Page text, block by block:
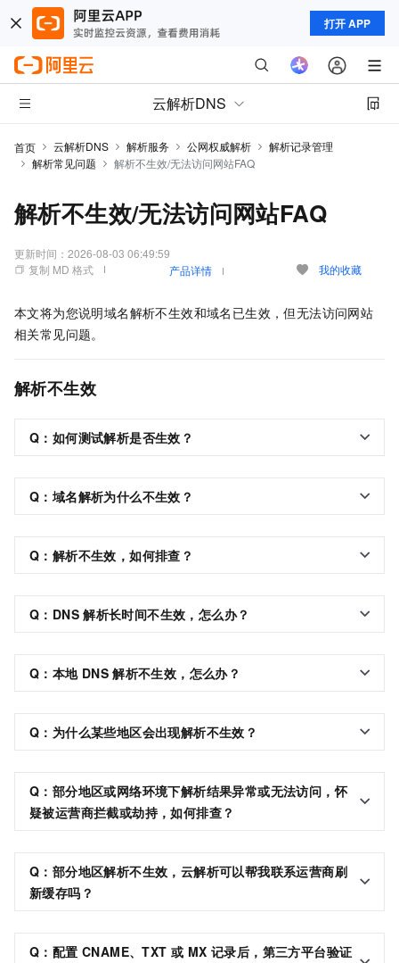
打开 APP
云解析DNS
首页 云解析DNS 解析服务 公网权威解析
解析记录管理
解析常见问题
解析不生效/无法访问网站FAQ
解析不生效/无法访问网站FAQ
更新时间： 2026-08-03 06:49:59
复制 MD 格式
产品详情 我的收藏
本文将为您说明域名解析不生效和域名已生效，但无法访问网站
相关常见问题。
解析不生效
Q：如何测试解析是否生效？
Q：域名解析为什么不生效？
Q：解析不生效，如何排查？
Q：DNS 解析长时间不生效，怎么办？
Q：本地 DNS 解析不生效，怎么办？
Q：为什么某些地区会出现解析不生效？
Q：部分地区或网络环境下解析结果异常或无法访问，怀
疑被运营商拦截或劫持，如何排查？
Q：部分地区解析不生效，云解析可以帮我联系运营商刷
新缓存吗？
Q：配置 CNAME、TXT 或 MX 记录后，第三方平台验证